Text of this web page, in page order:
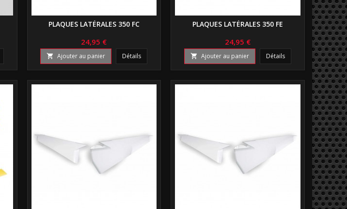
PLAQUES LATÉRALES 350 FC
24,95 €
 Ajouter au panier Détails
PLAQUES LATÉRALES 350 FE
24,95 €
 Ajouter au panier Détails